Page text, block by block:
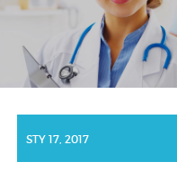
STY 17, 2017